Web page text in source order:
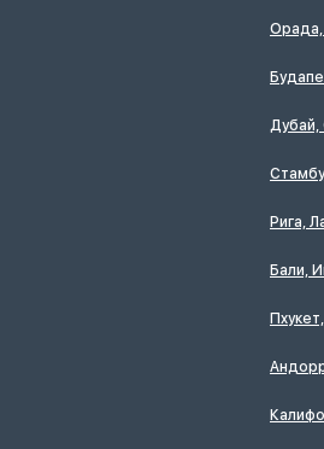
Орада,
Рига,
Бали,